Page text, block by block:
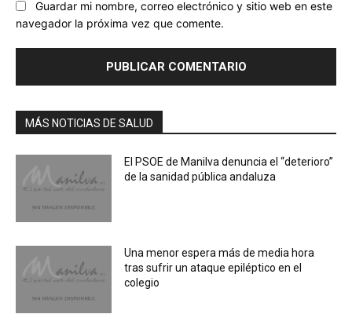
Guardar mi nombre, correo electrónico y sitio web en este
navegador la próxima vez que comente.
MÁS NOTICIAS DE SALUD
El PSOE de Manilva denuncia el “deterioro”
de la sanidad pública andaluza
Una menor espera más de media hora
tras sufrir un ataque epiléptico en el
colegio